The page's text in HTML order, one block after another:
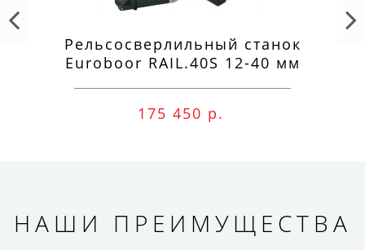
Рельсосверлильный станок
Euroboor RAIL.40S 12-40 мм
175 450 р.
НАШИ ПРЕИМУЩЕСТВА